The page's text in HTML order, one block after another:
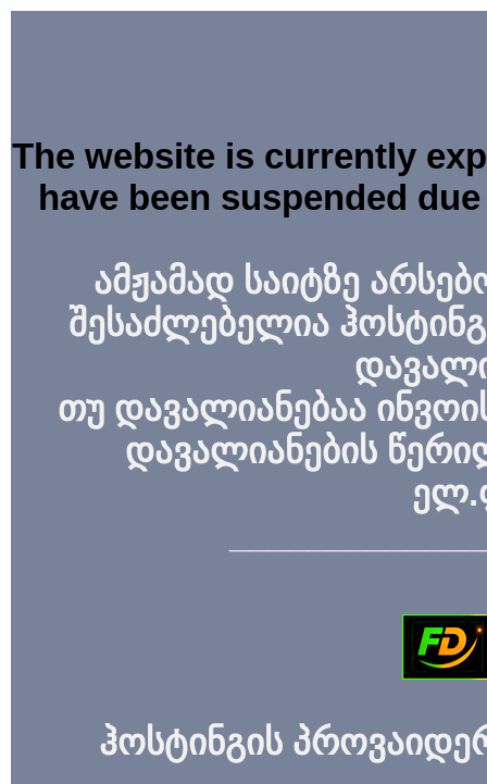
The website is currently
have been suspended
ამჟამად საიტზე
შესაძლებელია
თუ დავალიანებაა
დავალიანების
ჰოსტინგის